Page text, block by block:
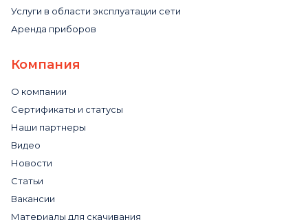
Услуги в области эксплуатации сети
Аренда приборов
Компания
О компании
Сертификаты и статусы
Наши партнеры
Видео
Новости
Статьи
Вакансии
Материалы для скачивания